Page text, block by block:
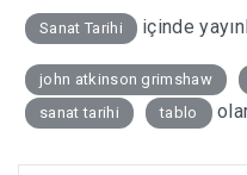
Sanat Tarihi içinde
john atkinson grimshaw
sanat tarihi
tablo